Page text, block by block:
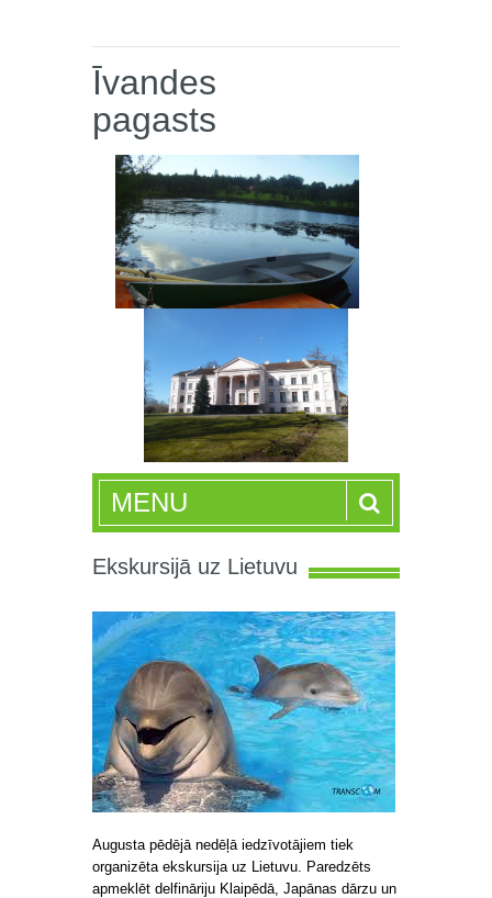
Īvandes
pagasts
MENU
Ekskursijā uz Lietuvu
Augusta pēdējā nedēļā iedzīvotājiem tiek
organizēta ekskursija uz Lietuvu. Paredzēts
apmeklēt delfināriju Klaipēdā, Japānas dārzu un